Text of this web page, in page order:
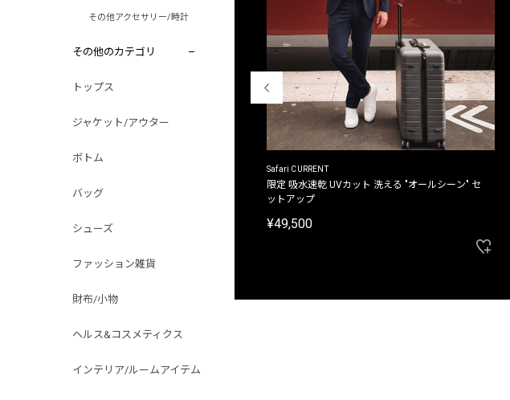
その他アクセサリー/時計
その他のカテゴリ
トップス
ジャケット/アウター
ボトム
バッグ
シューズ
ファッション雑貨
財布/小物
ヘルス&コスメティクス
インテリア/ルームアイテム
Safari CURRENT
限定 吸水速乾 UVカット 洗える "オールシーン" セ
ットアップ
¥49,500